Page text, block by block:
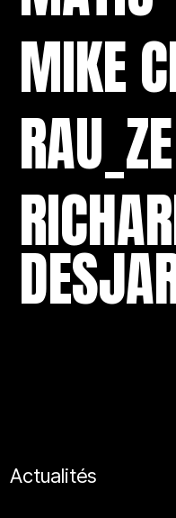
MIKE
RAU_ZE
Actualités